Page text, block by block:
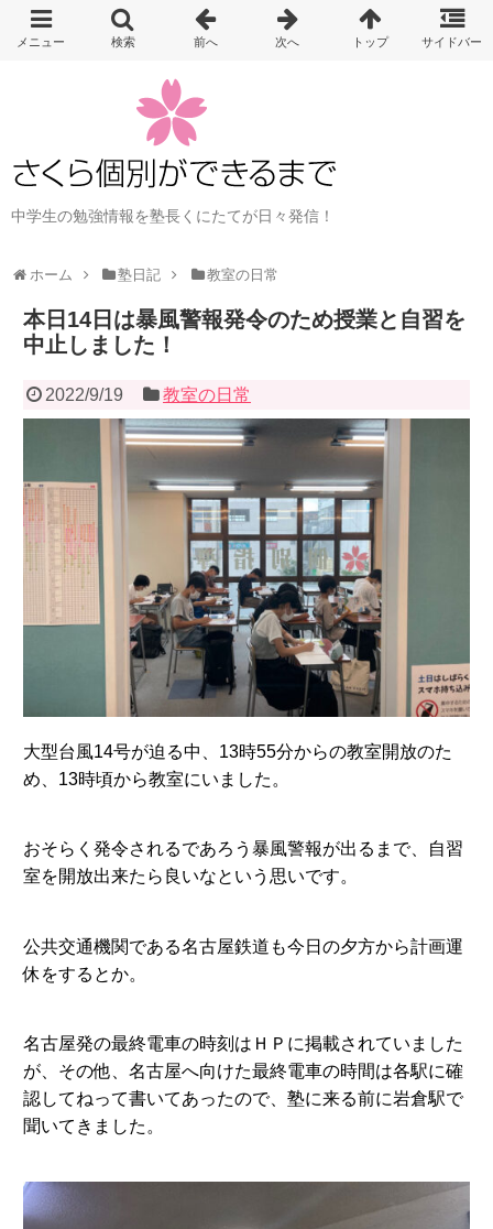
中学生の勉強情報を塾長くにたてが日々発信！
ホーム 塾日記 教室の日常
本日14日は暴風警報発令のため授業と自習を
中止しました！
2022/9/19 教室の日常
大型台風14号が迫る中、13時55分からの教室開放のた
め、13時頃から教室にいました。
おそらく発令されるであろう暴風警報が出るまで、自習
室を開放出来たら良いなという思いです。
公共交通機関である名古屋鉄道も今日の夕方から計画運
休をするとか。
名古屋発の最終電車の時刻はＨＰに掲載されていました
が、その他、名古屋へ向けた最終電車の時間は各駅に確
認してねって書いてあったので、塾に来る前に岩倉駅で
聞いてきました。